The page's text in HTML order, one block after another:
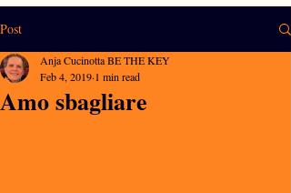
Post
Amo sbagliare
Anja Cucinotta BE THE KEY
Feb 4, 2019 1 min read